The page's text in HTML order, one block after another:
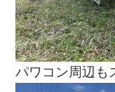
パワコン周辺も